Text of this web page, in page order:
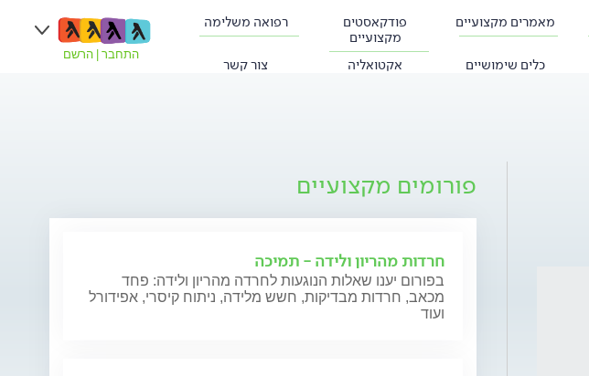
מאמרים מקצועיים
פודקאסטים
מקצועיים
רפואה משלימה
כלים שימושיים אקטואליה צור קשר
התחבר הרשם
פורומים מקצועיים
חרדות מהריון ולידה - תמיכה
בפורום יענו שאלות הנוגעות לחרדה מהריון ולידה: פחד
מכאב, חרדות מבדיקות, חשש מלידה, ניתוח קיסרי, אפידורל
ועוד